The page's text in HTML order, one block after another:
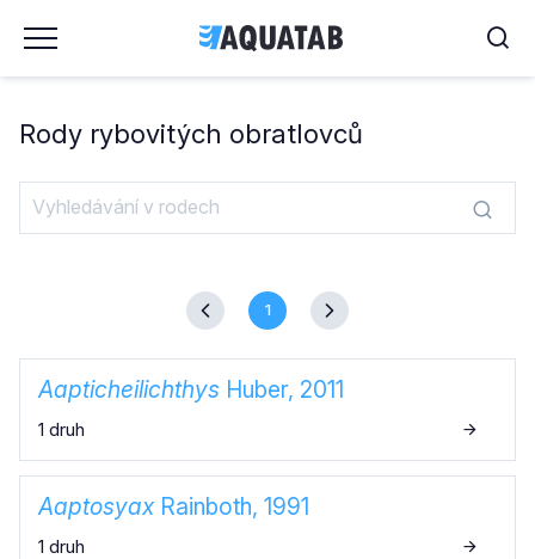
Rody rybovitých obratlovců
1
Aapticheilichthys Huber, 2011
1 druh
Aaptosyax Rainboth, 1991
1 druh